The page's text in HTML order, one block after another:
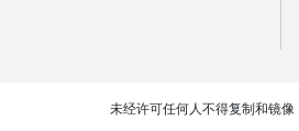
未经许可任何人不得复制和镜